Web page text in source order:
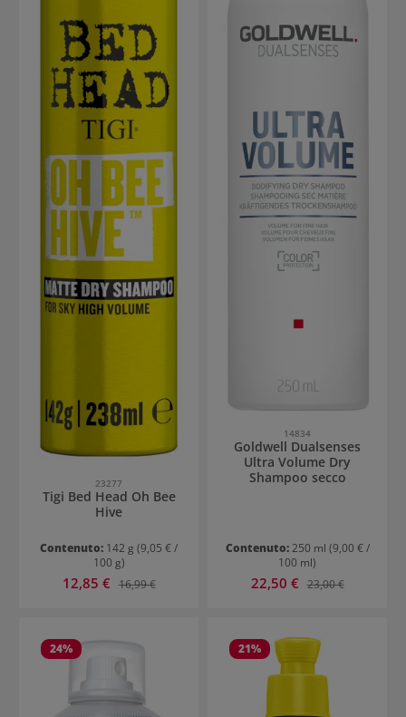
23277
Tigi Bed Head Oh Bee
Hive
Contenuto: 142 g (9,05 € /
100 g)
Prezzo di vendita:
12,85 € Prezzo normale:
16,99 €
14834
Goldwell Dualsenses
Ultra Volume Dry
Shampoo secco
Contenuto:250 ml (9,00 € /
100 ml)
Prezzo di vendita:
22,50 € Prezzo normale:
23,00 €
24% 21%